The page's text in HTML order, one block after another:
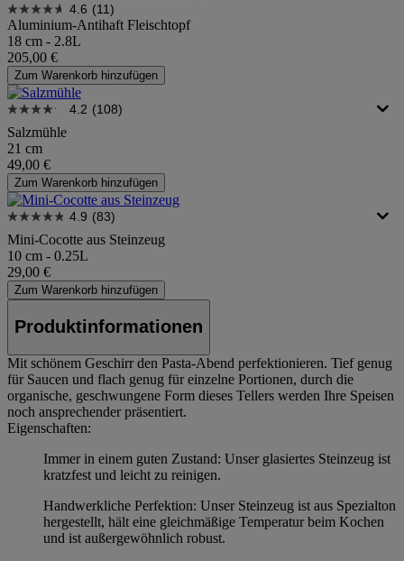
4.6 (11)
Aluminium-Antihaft Fleischtopf
18 cm - 2.8L
205,00 €
Zum Warenkorb hinzufügen
4.2 (108)
Salzmühle
21 cm
49,00 €
Zum Warenkorb hinzufügen
4.9 (83)
Mini-Cocotte aus Steinzeug
10 cm - 0.25L
29,00 €
Zum Warenkorb hinzufügen
Produktinformationen
Mit schönem Geschirr den Pasta-Abend perfektionieren. Tief genug
für Saucen und flach genug für einzelne Portionen, durch die
organische, geschwungene Form dieses Tellers werden Ihre Speisen
noch ansprechender präsentiert.
Eigenschaften:
Immer in einem guten Zustand: Unser glasiertes Steinzeug ist
kratzfest und leicht zu reinigen.
Handwerkliche Perfektion: Unser Steinzeug ist aus Spezialton
hergestellt, hält eine gleichmäßige Temperatur beim Kochen
und ist außergewöhnlich robust.